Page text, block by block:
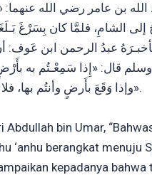
بن عامر رضي الله
الشامِ، فلمَّا كان بِسَرْغَ
عبدُ الرحمن ابن
وسلم قال: «إِذا سَمِعْـتُم به
وإذا وَقَعَ بأَرضٍ وأنتُم بها، فلا تَخْرُجوا فِـرارًا منه».
Abdullah bin Umar,
‘anhu berangkat menuju
kepadanya bahwa